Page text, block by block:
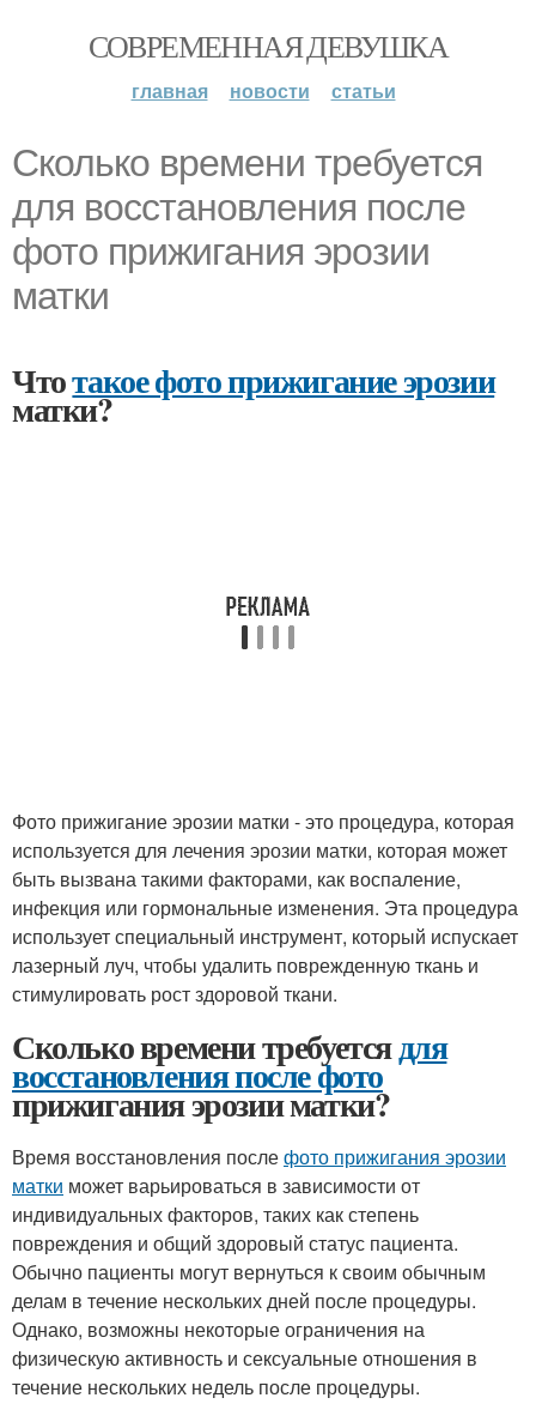
СОВРЕМЕННАЯ ДЕВУШКА
главная новости статьи
Сколько времени требуется
для восстановления после
фото прижигания эрозии
матки
Чтотакое фото прижигание эрозии
матки?
Фото прижигание эрозии матки - это процедура, которая
используется для лечения эрозии матки, которая может
быть вызвана такими факторами, как воспаление,
инфекция или гормональные изменения. Эта процедура
использует специальный инструмент, который испускает
лазерный луч, чтобы удалить поврежденную ткань и
стимулировать рост здоровой ткани.
Сколько времени требуетсядля
восстановления после фото
прижигания эрозии матки?
Время восстановления послефото прижигания эрозии
матки может варьироваться в зависимости от
индивидуальных факторов, таких как степень
повреждения и общий здоровый статус пациента.
Обычно пациенты могут вернуться к своим обычным
делам в течение нескольких дней после процедуры.
Однако, возможны некоторые ограничения на
физическую активность и сексуальные отношения в
течение нескольких недель после процедуры.